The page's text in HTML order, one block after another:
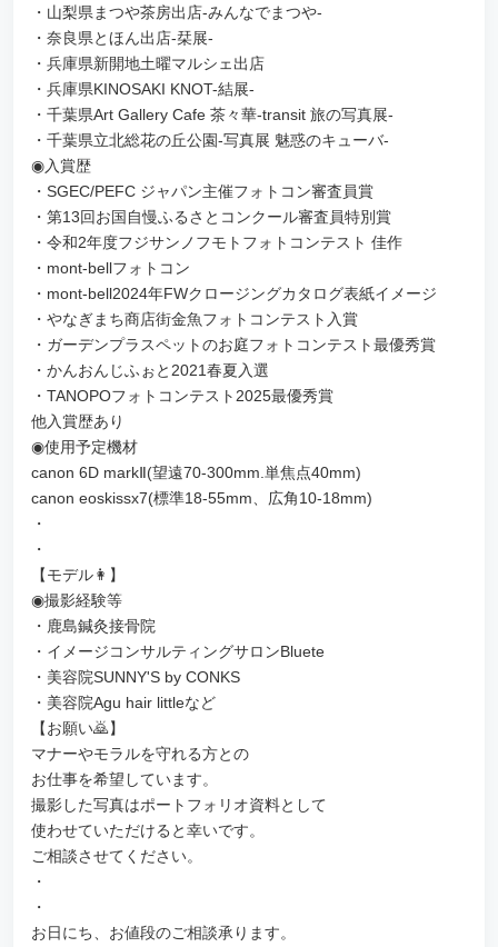
・山梨県まつや茶房出店-みんなでまつや-
・奈良県とほん出店-栞展-
・兵庫県新開地土曜マルシェ出店
・兵庫県KINOSAKI KNOT-結展-
・千葉県Art Gallery Cafe 茶々華-transit 旅の写真展-
・千葉県立北総花の丘公園-写真展 魅惑のキューバ-
◉入賞歴
・SGEC/PEFC ジャパン主催フォトコン審査員賞
・第13回お国自慢ふるさとコンクール審査員特別賞
・令和2年度フジサンノフモトフォトコンテスト 佳作
・mont-bellフォトコン
・mont-bell2024年FWクロージングカタログ表紙イメージ
・やなぎまち商店街金魚フォトコンテスト入賞
・ガーデンプラスペットのお庭フォトコンテスト最優秀賞
・かんおんじふぉと2021春夏入選
・TANOPOフォトコンテスト2025最優秀賞
他入賞歴あり
◉使用予定機材
canon 6D markⅡ(望遠70-300mm.単焦点40mm)
canon eoskissx7(標準18-55mm、広角10-18mm)
・
・
【モデル👩】
◉撮影経験等
・鹿島鍼灸接骨院
・イメージコンサルティングサロンBluete
・美容院SUNNY'S by CONKS
・美容院Agu hair littleなど
【お願い🙇】
マナーやモラルを守れる方との
お仕事を希望しています。
撮影した写真はポートフォリオ資料として
使わせていただけると幸いです。
ご相談させてください。
・
・
お日にち、お値段のご相談承ります。